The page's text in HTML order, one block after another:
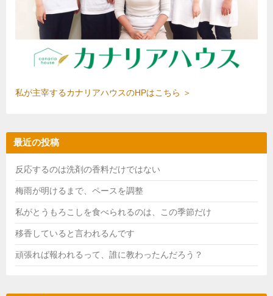
私が主宰するカナリアハウスのHPはこちら ＞
最近の投稿
反応するのは洗剤の香料だけではない
梅雨が明けるまで、ペースを調整
私がとうもろこしを食べられるのは、この季節だけ
移香していると言われるんです
頑張れば報われるって、誰に教わったんだろう？